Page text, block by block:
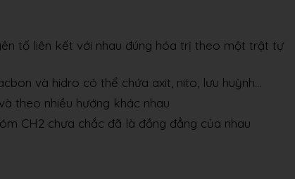
tố liên kết với nhau đúng hóa trị theo một trật tự
và hidro có thể chứa axit, nito, lưu huỳnh…
theo nhiều hướng khác nhau
CH2 chưa chắc đã là đồng đẳng của nhau